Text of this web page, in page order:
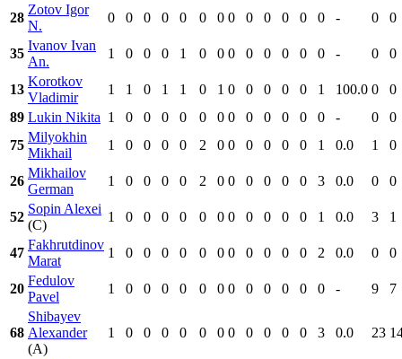
28
Zotov Igor
N.
0 0 0 0 0 0 0 0 0 0 0 0 0 - 0 0
35
Ivanov Ivan
An.
1 0 0 0 1 0 0 0 0 0 0 0 0 - 0 0
13
Korotkov
Vladimir
1 1 0 1 1 0 1 0 0 0 0 0 1 100.0 0
0
89 Lukin Nikita 1 0 0 0 0 0 0 0 0 0 0 0 0 - 0
0
75
Milyokhin
Mikhail
1 0 0 0 0 2 0 0 0 0 0 0 1 0.0 1 0
26
Mikhailov
German
1 0 0 0 0 2 0 0 0 0 0 0 3 0.0 0 0
52
Sopin Alexei
(C)
1 0 0 0 0 0 0 0 0 0 0 0 1 0.0 3 1
47
Fakhrutdinov
Marat
1 0 0 0 0 0 0 0 0 0 0 0 2 0.0 0 0
20
Fedulov
Pavel
1 0 0 0 0 0 0 0 0 0 0 0 0 - 9 7
68
Shibayev
Alexander
(A)
1 0 0 0 0 0 0 0 0 0 0 0 3 0.0 23